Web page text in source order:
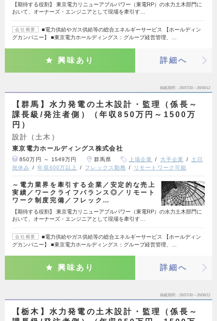
【期待する役割】 東京電力リニューアブルパワー（東電RP）の水力土木部門に
おいて、オーナーズ・エンジニアとして現場を牽引す…
会社概要
■電力供給やガス供給等の総合エネルギーサービス 【ホールディン
グカンパニー】 ■東京電力ホールディングス：グループ経営管理、…
興味あり 詳細へ
掲載期間 26/07/30～26/08/12
【群馬】水力発電の土木設計・監理（係長～
課長級/発注者側）（年収850万円～1500万
円）
設計（土木）
東京電力ホールディングス株式会社
850万円 ～ 1549万円 群馬県 上場企業 大手企業
土日
祝休み
年収600万以上 フレックス勤務 リモートワーク可能
～電力業界を牽引する企業／安定的な売上
実績／ワークライフバランス◎／リモート
ワーク制度完備／フレック…
【期待する役割】 東京電力リニューアブルパワー（東電RP）の水力土木部門に
おいて、オーナーズ・エンジニアとして現場を牽引す…
会社概要
■電力供給やガス供給等の総合エネルギーサービス 【ホールディン
グカンパニー】 ■東京電力ホールディングス：グループ経営管理、…
興味あり 詳細へ
掲載期間 26/07/30～26/08/12
【栃木】水力発電の土木設計・監理（係長～